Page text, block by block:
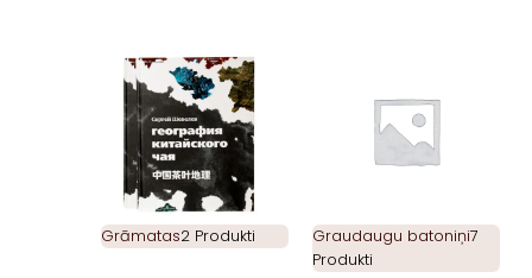
Grāmatas2 Produkti Graudaugu batoniņi7
Produkti